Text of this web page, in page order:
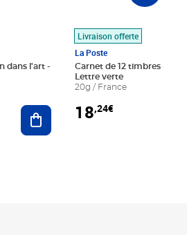
dans l'art -
Ajouter au panier
Livraison offerte
La Poste
Carnet de 12 timbres - Le
Lettre verte
20g / France
18,24€